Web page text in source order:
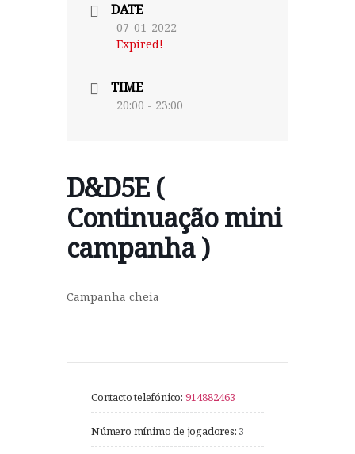
DATE
07-01-2022
Expired!
TIME
20:00 - 23:00
D&D5E (
Continuação mini
campanha )
Campanha cheia
Contacto telefónico: 914882463
Número mínimo de jogadores:3